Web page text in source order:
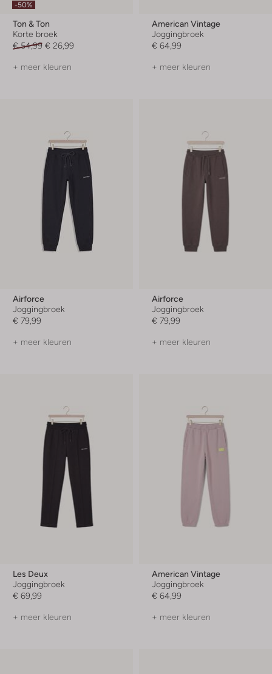
-50%
Ton & Ton
Korte broek
€ 54,99 € 26,99
+ meer kleuren
American Vintage
Joggingbroek
€ 64,99
+ meer kleuren
Airforce
Joggingbroek
€ 79,99
+ meer kleuren
Airforce
Joggingbroek
€ 79,99
+ meer kleuren
Les Deux
Joggingbroek
€ 69,99
+ meer kleuren
American Vintage
Joggingbroek
€ 64,99
+ meer kleuren